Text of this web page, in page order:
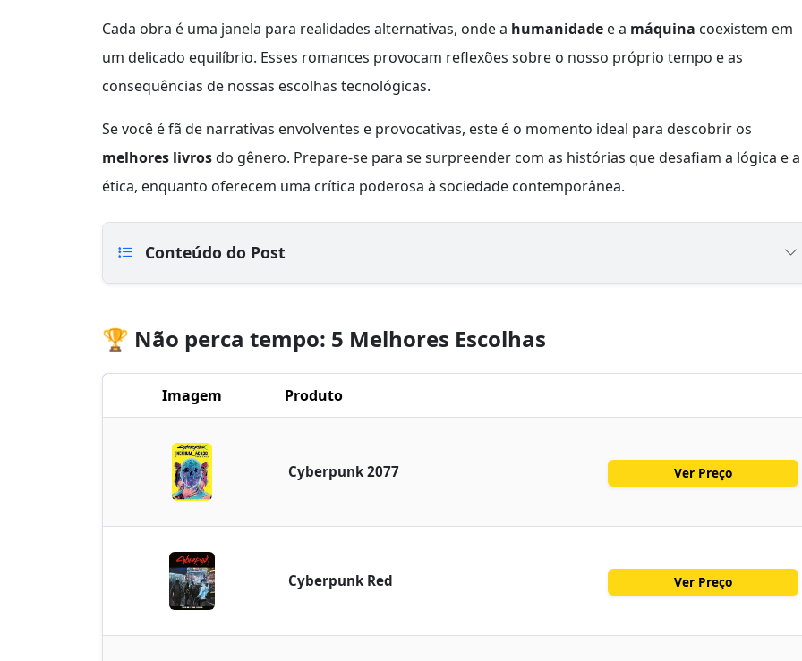
Cada obra é uma janela para realidades alternativas, onde a humanidade e a máquina coexistem em
um delicado equilíbrio. Esses romances provocam reflexões sobre o nosso próprio tempo e as
consequências de nossas escolhas tecnológicas.
Se você é fã de narrativas envolventes e provocativas, este é o momento ideal para descobrir os
melhores livrosdo gênero. Prepare-se para se surpreender com as histórias que desafiam a lógica e a
ética, enquanto oferecem uma crítica poderosa à sociedade contemporânea.
Conteúdo do Post
🏆 Não perca tempo: 5 Melhores Escolhas
Imagem Produto
Cyberpunk 2077 Ver Preço
Cyberpunk Red Ver Preço